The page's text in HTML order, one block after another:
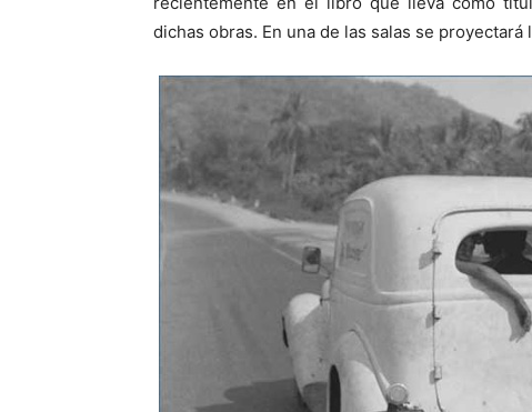
dichas obras. En una de las salas se proyectará